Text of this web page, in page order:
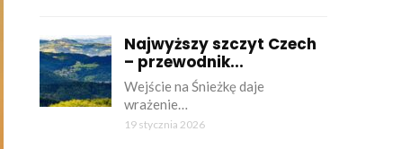
Najwyższy szczyt Czech
– przewodnik...
Wejście na Śnieżkę daje
wrażenie…
19 stycznia 2026